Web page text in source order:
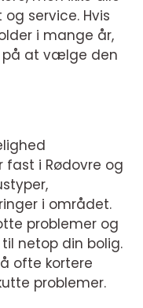
service. Hvis
i mange år,
at vælge den
fast i Rødovre og
i området.
problemer og
netop din bolig.
ofte kortere
problemer.